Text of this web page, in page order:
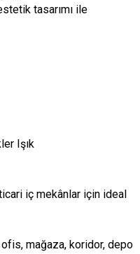
tasarımı ile
Işık
iç mekânlar için ideal
ofis, mağaza, koridor, depo